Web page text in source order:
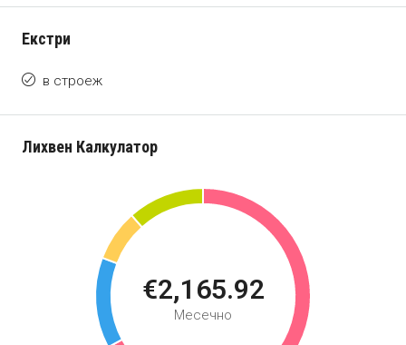
Екстри
в строеж
Лихвен Калкулатор
€2,165.92
Месечно